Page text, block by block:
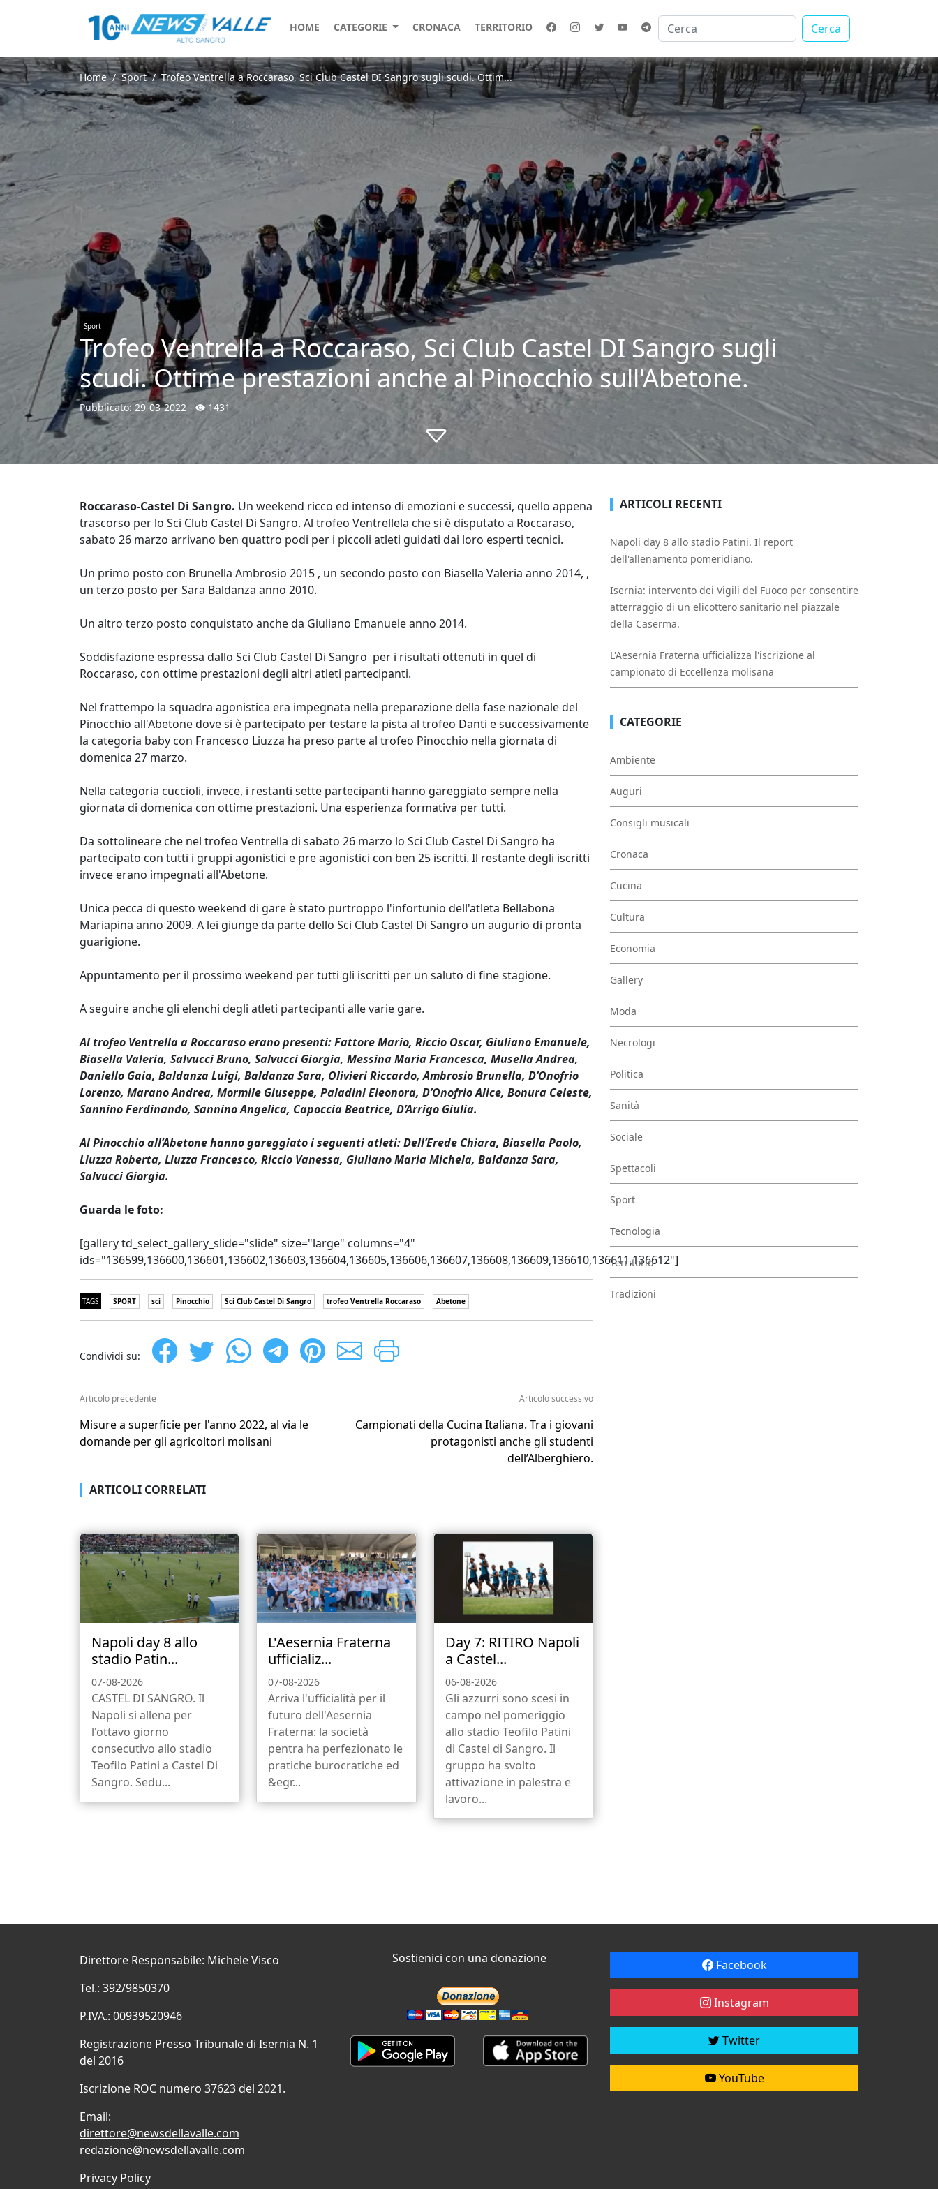
HOME CATEGORIE CRONACA TERRITORIO Cerca
Home Sport Trofeo Ventrella a Roccaraso, Sci Club Castel DI Sangro sugli scudi. Ottim...
Sport
Trofeo Ventrella a Roccaraso, Sci Club Castel DI Sangro sugli
scudi. Ottime prestazioni anche al Pinocchio sull'Abetone.
Pubblicato:29-03-2022- 1431
Roccaraso-Castel Di Sangro. Un weekend ricco ed intenso di emozioni e successi, quello appena
trascorso per lo Sci Club Castel Di Sangro. Al trofeo Ventrellela che si è disputato a Roccaraso,
sabato 26 marzo arrivano ben quattro podi per i piccoli atleti guidati dai loro esperti tecnici.
Un primo posto con Brunella Ambrosio 2015 , un secondo posto con Biasella Valeria anno 2014, ,
un terzo posto per Sara Baldanza anno 2010.
Un altro terzo posto conquistato anche da Giuliano Emanuele anno 2014.
Soddisfazione espressa dallo Sci Club Castel Di Sangro per i risultati ottenuti in quel di
Roccaraso, con ottime prestazioni degli altri atleti partecipanti.
Nel frattempo la squadra agonistica era impegnata nella preparazione della fase nazionale del
Pinocchio all'Abetone dove si è partecipato per testare la pista al trofeo Danti e successivamente
la categoria baby con Francesco Liuzza ha preso parte al trofeo Pinocchio nella giornata di
domenica 27 marzo.
Nella categoria cuccioli, invece, i restanti sette partecipanti hanno gareggiato sempre nella
giornata di domenica con ottime prestazioni. Una esperienza formativa per tutti.
Da sottolineare che nel trofeo Ventrella di sabato 26 marzo lo Sci Club Castel Di Sangro ha
partecipato con tutti i gruppi agonistici e pre agonistici con ben 25 iscritti. Il restante degli iscritti
invece erano impegnati all'Abetone.
Unica pecca di questo weekend di gare è stato purtroppo l'infortunio dell'atleta Bellabona
Mariapina anno 2009. A lei giunge da parte dello Sci Club Castel Di Sangro un augurio di pronta
guarigione.
Appuntamento per il prossimo weekend per tutti gli iscritti per un saluto di fine stagione.
A seguire anche gli elenchi degli atleti partecipanti alle varie gare.
Al trofeo Ventrella a Roccaraso erano presenti: Fattore Mario, Riccio Oscar, Giuliano Emanuele,
Biasella Valeria, Salvucci Bruno, Salvucci Giorgia, Messina Maria Francesca, Musella Andrea,
Daniello Gaia, Baldanza Luigi, Baldanza Sara, Olivieri Riccardo, Ambrosio Brunella, D’Onofrio
Lorenzo, Marano Andrea, Mormile Giuseppe, Paladini Eleonora, D’Onofrio Alice, Bonura Celeste,
Sannino Ferdinando, Sannino Angelica, Capoccia Beatrice, D’Arrigo Giulia.
Al Pinocchio all’Abetone hanno gareggiato i seguenti atleti: Dell’Erede Chiara, Biasella Paolo,
Liuzza Roberta, Liuzza Francesco, Riccio Vanessa, Giuliano Maria Michela, Baldanza Sara,
Salvucci Giorgia.
Guarda le foto:
[gallery td_select_gallery_slide="slide" size="large" columns="4"
ids="136599,136600,136601,136602,136603,136604,136605,136606,136607,136608,136609,136610,136611,136612"]
TAGS SPORT sci Pinocchio Sci Club Castel Di Sangro trofeo Ventrella Roccaraso Abetone
Condividi su:
Articolo precedente
Misure a superficie per l'anno 2022, al via le
domande per gli agricoltori molisani
Articolo successivo
Campionati della Cucina Italiana. Tra i giovani
protagonisti anche gli studenti
dell’Alberghiero.
ARTICOLI CORRELATI
Napoli day 8 allo
stadio Patin...
07-08-2026
CASTEL DI SANGRO. Il
Napoli si allena per
l'ottavo giorno
consecutivo allo stadio
Teofilo Patini a Castel Di
Sangro. Sedu...
L'Aesernia Fraterna
ufficializ...
07-08-2026
Arriva l'ufficialità per il
futuro dell'Aesernia
Fraterna: la società
pentra ha perfezionato le
pratiche burocratiche ed
&egr...
Day 7: RITIRO Napoli
a Castel...
06-08-2026
Gli azzurri sono scesi in
campo nel pomeriggio
allo stadio Teofilo Patini
di Castel di Sangro. Il
gruppo ha svolto
attivazione in palestra e
lavoro...
ARTICOLI RECENTI
Napoli day 8 allo stadio Patini. Il report
dell'allenamento pomeridiano.
Isernia: intervento dei Vigili del Fuoco per consentire
atterraggio di un elicottero sanitario nel piazzale
della Caserma.
L'Aesernia Fraterna ufficializza l'iscrizione al
campionato di Eccellenza molisana
CATEGORIE
Ambiente
Auguri
Consigli musicali
Cronaca
Cucina
Cultura
Economia
Gallery
Moda
Necrologi
Politica
Sanità
Sociale
Spettacoli
Sport
Tecnologia
Territorio
Tradizioni
Direttore Responsabile: Michele Visco
Tel.: 392/9850370
P.IVA.: 00939520946
Registrazione Presso Tribunale di Isernia N. 1
del 2016
Iscrizione ROC numero 37623 del 2021.
Email:
direttore@newsdellavalle.com
redazione@newsdellavalle.com
Privacy Policy
Sostienici con una donazione Facebook
Instagram
Twitter
YouTube